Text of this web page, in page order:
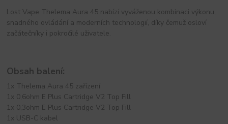
Lost Vape Thelema Aura 45 nabízí vyváženou kombinaci výkonu,
snadného ovládání a moderních technologií, díky čemuž osloví
začátečníky i pokročilé uživatele.
Obsah balení:
1x Thelema Aura 45 zařízení
1x 0,6ohm E Plus Cartridge V2 Top Fill
1x 0,3ohm E Plus Cartridge V2 Top Fill
1x USB-C kabel